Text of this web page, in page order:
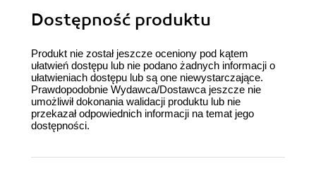
Dostępność produktu
Produkt nie został jeszcze oceniony pod kątem
ułatwień dostępu lub nie podano żadnych informacji o
ułatwieniach dostępu lub są one niewystarczające.
Prawdopodobnie Wydawca/Dostawca jeszcze nie
umożliwił dokonania walidacji produktu lub nie
przekazał odpowiednich informacji na temat jego
dostępności.